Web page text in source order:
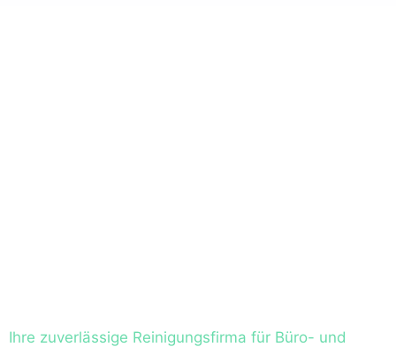
Ihre zuverlässige Reinigungsfirma für Büro- und